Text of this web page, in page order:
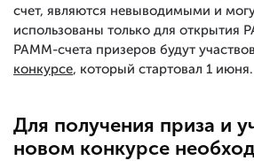
счет, являются невыводимыми и
использованы только для открытия
PAMM-счета призеров будут
конкурсе, который стартовал 1 июня.
Для получения приза и
новом конкурсе